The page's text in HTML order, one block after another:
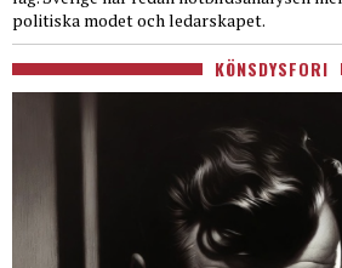
politiska modet och ledarskapet.
KÖNSDYSFORI